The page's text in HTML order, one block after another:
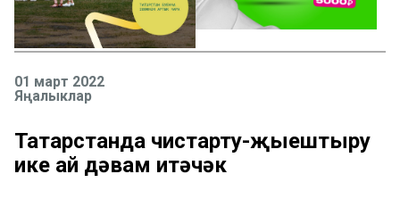
01 март 2022
Яңалыклар
Татарстанда чистарту-җыештыру
ике ай дәвам итәчәк